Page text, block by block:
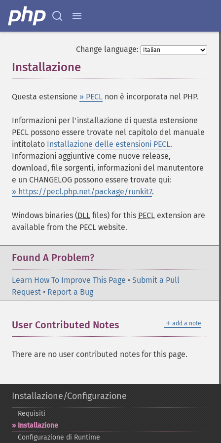
Change language:
Installazione
Questa estensione » PECL non è incorporata nel PHP.
Informazioni per l'installazione di questa estensione
PECL possono essere trovate nel capitolo del manuale
intitolato Installazione delle estensioni PECL.
Informazioni aggiuntive come nuove release,
download, file sorgenti, informazioni del manutentore
e un CHANGELOG possono essere trovate qui:
» https://pecl.php.net/package/runkit7.
Windows binaries (DLL files) for this PECL extension are
available from the PECL website.
Found A Problem?
Learn How To Improve This Page • Submit a Pull
Request • Report a Bug
＋ add a note
User Contributed Notes
There are no user contributed notes for this page.
Installazione/Configurazione
Requisiti
Installazione
Configurazione di Runtime